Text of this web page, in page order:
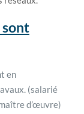
sont
en
(salarié
d’œuvre)